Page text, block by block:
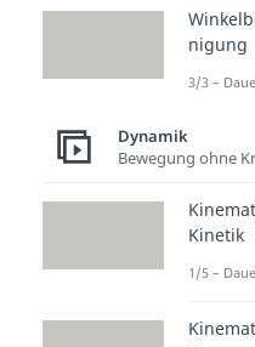
Gut
nigung
3/3 –
Dynamik
Bewegung ohne
Kinetik
1/5 –